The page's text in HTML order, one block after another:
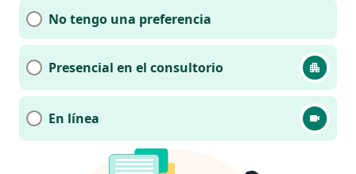
No tengo una preferencia
Presencial en el consultorio
En línea